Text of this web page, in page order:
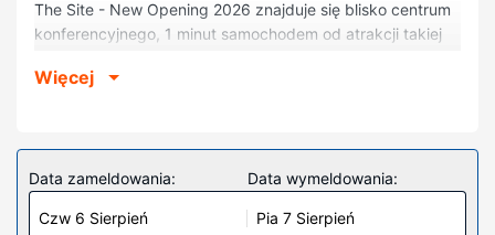
The Site - New Opening 2026 znajduje się blisko centrum
konferencyjnego, 1 minut samochodem od atrakcji takiej
Botafoch. Hotel (przy plaży) znajduje się 4,9 km od
Poczuj się jak w domu w 461 klimatyzowanych pokojach,
których wyposażenie to minibar. Do pokoju przylega
Więcej
Data zameldowania:
Czw 6 Sierpień
Data wymeldowania:
Pia 7 Sierpień